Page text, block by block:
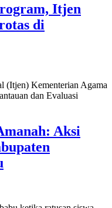
Itjen
di
(Itjen) Kementerian Agama
dan Evaluasi
Aksi